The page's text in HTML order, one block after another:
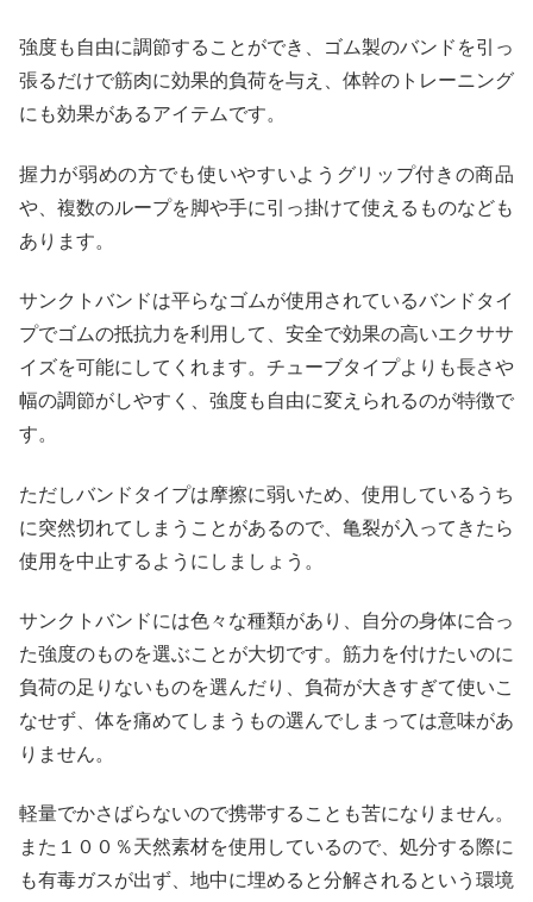
強度も自由に調節することができ、ゴム製のバンドを引っ
張るだけで筋肉に効果的負荷を与え、体幹のトレーニング
にも効果があるアイテムです。
握力が弱めの方でも使いやすいようグリップ付きの商品
や、複数のループを脚や手に引っ掛けて使えるものなども
あります。
サンクトバンドは平らなゴムが使用されているバンドタイ
プでゴムの抵抗力を利用して、安全で効果の高いエクササ
イズを可能にしてくれます。チューブタイプよりも長さや
幅の調節がしやすく、強度も自由に変えられるのが特徴で
す。
ただしバンドタイプは摩擦に弱いため、使用しているうち
に突然切れてしまうことがあるので、亀裂が入ってきたら
使用を中止するようにしましょう。
サンクトバンドには色々な種類があり、自分の身体に合っ
た強度のものを選ぶことが大切です。筋力を付けたいのに
負荷の足りないものを選んだり、負荷が大きすぎて使いこ
なせず、体を痛めてしまうもの選んでしまっては意味があ
りません。
軽量でかさばらないので携帯することも苦になりません。
また１００％天然素材を使用しているので、処分する際に
も有毒ガスが出ず、地中に埋めると分解されるという環境